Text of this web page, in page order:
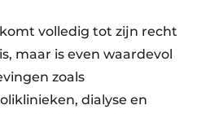
volledig tot zijn recht
maar is even waardevol
zoals
dialyse en